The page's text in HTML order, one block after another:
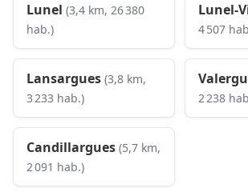
Lunel (3,4 km, 26 380
hab.)
Lunel-
4 507
Lansargues (3,8 km,
3 233 hab.)
2 238
Candillargues (5,7 km,
2 091 hab.)